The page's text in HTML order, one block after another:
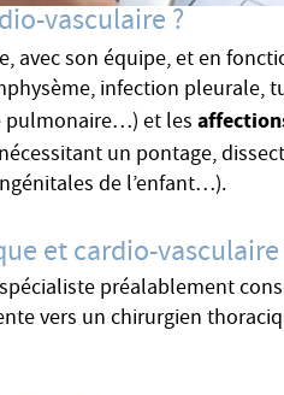
vasculaire ?
avec son équipe, et en
infection pleurale,
pulmonaire…) et les
un pontage,
de l’enfant…).
et cardio-vasculaire
préalablement
vers un chirurgien